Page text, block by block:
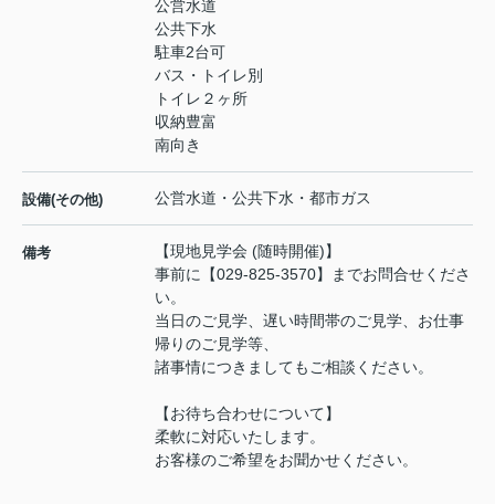
公営水道
公共下水
駐車2台可
バス・トイレ別
トイレ２ヶ所
収納豊富
南向き
設備(その他) 公営水道・公共下水・都市ガス
備考
【現地見学会 (随時開催)】
事前に【029-825-3570】までお問合せくださ
い。
当日のご見学、遅い時間帯のご見学、お仕事
帰りのご見学等、
諸事情につきましてもご相談ください。
【お待ち合わせについて】
柔軟に対応いたします。
お客様のご希望をお聞かせください。